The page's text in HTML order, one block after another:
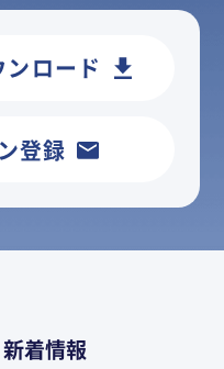
ロード
登録
新着情報